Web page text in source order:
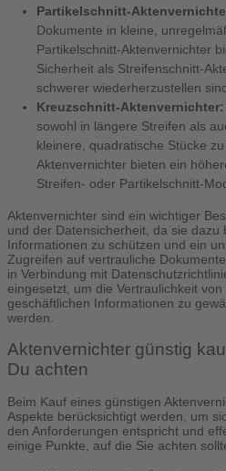
Partikelschnitt-
Dokumente in kleine,
Partikelschnitt-Aktenvernichter
Sicherheit als Streifenschnitt-
schwerer wiederherzustellen
Kreuzschnitt-Aktenvernichter:
sowohl in längere Streifen als
kleinere, quadratische Stücke
Aktenvernichter bieten ein
Streifen- oder Partikelschnitt-
Aktenvernichter sind ein wichtiger
und der Datensicherheit, da sie dazu
Informationen zu schützen und ein
Zugreifen auf vertrauliche
in Verbindung mit
eingesetzt, um die Vertraulichkeit
geschäftlichen Informationen zu
werden.
Aktenvernichter günstig
Du achten
Beim Kauf eines günstigen
Aspekte berücksichtigt werden, um
den Anforderungen entspricht und
einige Punkte, auf die Sie achten